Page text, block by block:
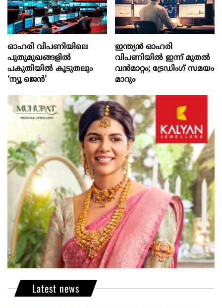
ഓഹരി വിപണിയിലെ
പുതുമുഖങ്ങളിൽ
പകുതിയിൽ കൂടുതലും
‘ന്യൂ ജെൻ’
ഇന്ത്യൻ ഓഹരി
വിപണിയിൽ ഇന്ന് മുതൽ
വൻമാറ്റം; ട്രേഡിംഗ് സമയം
മാറും
Latest news